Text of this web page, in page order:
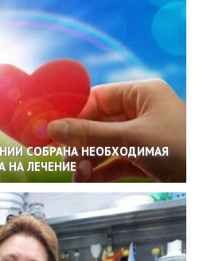
СОБРАНА НЕОБХОДИМАЯ
НА ЛЕЧЕНИЕ